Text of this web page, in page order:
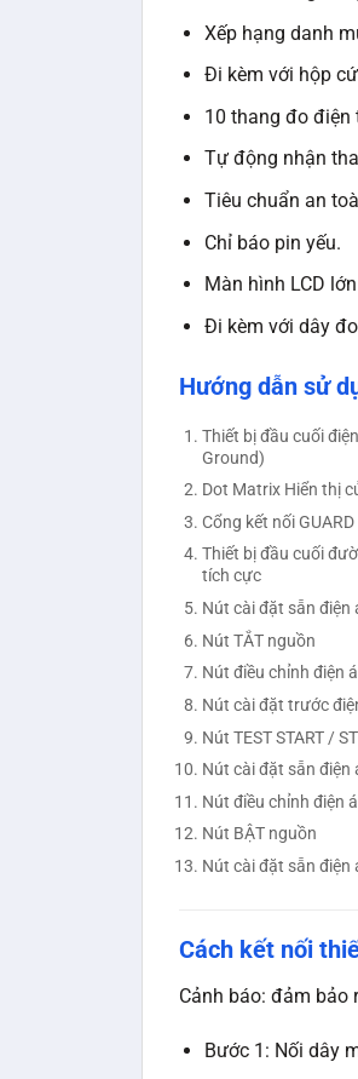
Xếp hạng danh
Đi kèm với hộp
10 thang đo điện
Tự động nhận
Tiêu chuẩn an
Chỉ báo pin yếu.
Màn hình LCD
Đi kèm với dây
Hướng dẫn sử
Thiết bị đầu cuối
Ground)
Dot Matrix Hiển thị
Cổng kết nối GUARD
Thiết bị đầu cuối
tích cực
Nút cài đặt sẵn điện
Nút TẮT nguồn
Nút điều chỉnh điện
Nút cài đặt trước
Nút TEST START /
Nút cài đặt sẵn điện
Nút điều chỉnh điện
Nút BẬT nguồn
Nút cài đặt sẵn điện
Cách kết nối
Cảnh báo: đảm
Bước 1: Nối dây